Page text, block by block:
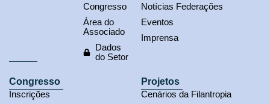
Congresso
Área do
Associado
Dados
do Setor
Notícias Federações
Eventos
Imprensa
Congresso
Inscrições
Projetos
Cenários da Filantropia